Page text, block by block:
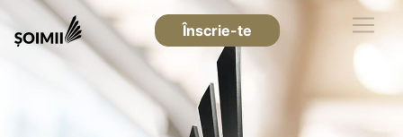
Înscrie-te